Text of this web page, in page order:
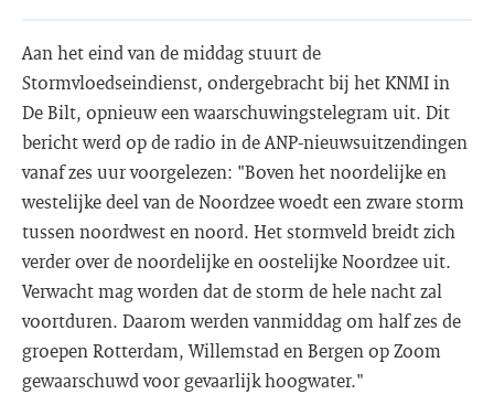
Aan het eind van de middag stuurt de
Stormvloedseindienst, ondergebracht bij het KNMI in
De Bilt, opnieuw een waarschuwingstelegram uit. Dit
bericht werd op de radio in de ANP-nieuwsuitzendingen
vanaf zes uur voorgelezen: "Boven het noordelijke en
westelijke deel van de Noordzee woedt een zware storm
tussen noordwest en noord. Het stormveld breidt zich
verder over de noordelijke en oostelijke Noordzee uit.
Verwacht mag worden dat de storm de hele nacht zal
voortduren. Daarom werden vanmiddag om half zes de
groepen Rotterdam, Willemstad en Bergen op Zoom
gewaarschuwd voor gevaarlijk hoogwater."